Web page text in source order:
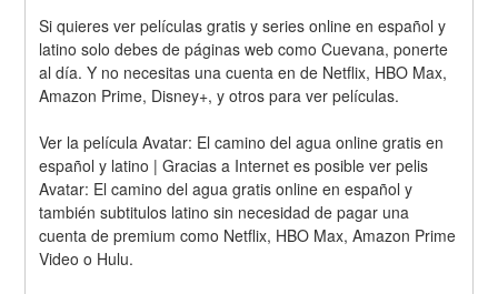
Si quieres ver películas gratis y series online en español y
latino solo debes de páginas web como Cuevana, ponerte
al día. Y no necesitas una cuenta en de Netflix, HBO Max,
Amazon Prime, Disney+, y otros para ver películas.
Ver la película Avatar: El camino del agua online gratis en
español y latino | Gracias a Internet es posible ver pelis
Avatar: El camino del agua gratis online en español y
también subtitulos latino sin necesidad de pagar una
cuenta de premium como Netflix, HBO Max, Amazon Prime
Video o Hulu.